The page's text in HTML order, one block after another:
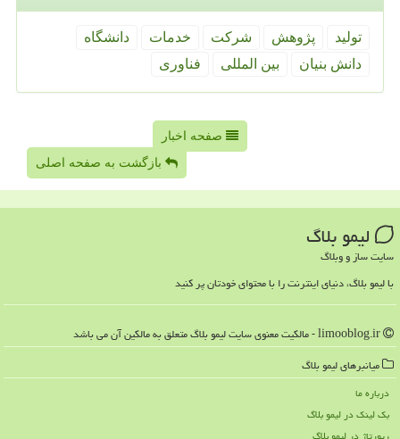
تولید پژوهش شركت خدمات
دانشگاه
دانش بنیان
بین المللی فناوری
صفحه اخبار
بازگشت به صفحه اصلی
لیمو بلاگ
سایت ساز و وبلاگ
با لیمو بلاگ، دنیای اینترنت را با محتوای خودتان پر کنید
میانبرهای لیمو بلاگ
درباره ما
بک لینک در لیمو بلاگ